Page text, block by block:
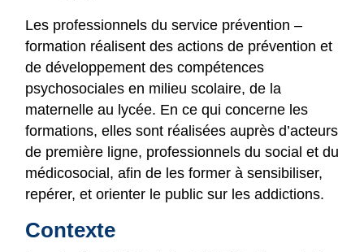
Les professionnels du service prévention –
formation réalisent des actions de prévention et
de développement des compétences
psychosociales en milieu scolaire, de la
maternelle au lycée. En ce qui concerne les
formations, elles sont réalisées auprès d’acteurs
de première ligne, professionnels du social et du
médicosocial, afin de les former à sensibiliser,
repérer, et orienter le public sur les addictions.
Contexte